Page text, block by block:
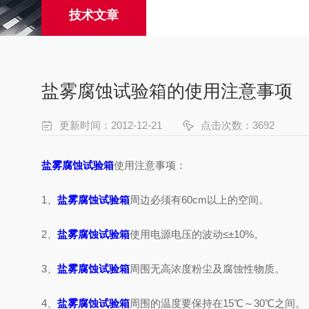
技术文章
盐雾腐蚀试验箱的使用注意事项
更新时间：2012-12-21 点击次数：3692
盐雾腐蚀试验箱使用注意事项：
1、 盐雾腐蚀试验箱周边必须有60cm以上的空间。
2、 盐雾腐蚀试验箱使用电源电压的波动≤±10%。
3、 盐雾腐蚀试验箱周围无高浓度粉尘及腐蚀性物质。
4、 盐雾腐蚀试验箱周围的温度要保持在15℃～30℃之间。